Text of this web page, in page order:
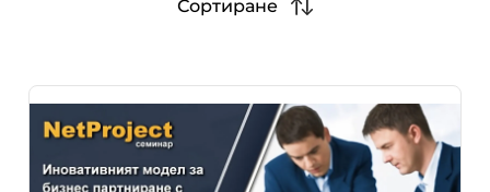
Сортиране